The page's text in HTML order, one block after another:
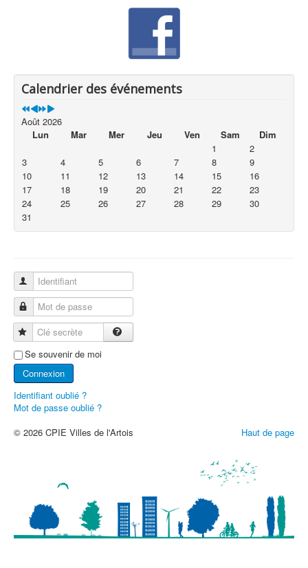
Calendrier des événements
Août 2026
Lun
Mar Mer Jeu Ven Sam
Dim
1
2
3
4 5 6 7 8
9
10
11 12 13 14 15
16
17
18 19 20 21 22
23
24
25 26 27 28 29
30
31
Identifiant
Mot de passe
Clé secrète
Se souvenir de moi
Connexion
Identifiant oublié ?
Mot de passe oublié ?
Haut de page
© 2026 CPIE Villes de l'Artois